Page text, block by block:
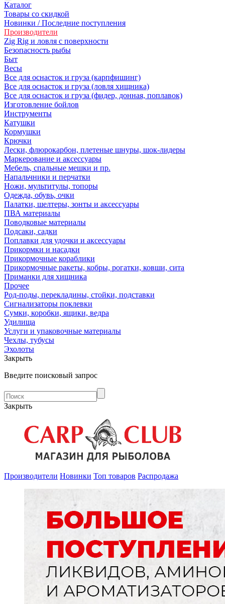
Каталог
Товары со скидкой
Новинки / Последние поступления
Производители
Zig Rig и ловля с поверхности
Безoпасность рыбы
Быт
Весы
Все для оснасток и груза (карпфишинг)
Все для оснасток и груза (ловля хищника)
Все для оснасток и груза (фидер, донная, поплавок)
Изготовление бойлов
Инструменты
Катушки
Кормушки
Крючки
Лески, флюрокарбон, плетеные шнуры, шок-лидеры
Маркерование и аксессуары
Мебель, спальные мешки и пр.
Напальчники и перчатки
Ножи, мультитулы, топоры
Одежда, обувь, очки
Палатки, шелтеры, зонты и аксессуары
ПВА материалы
Поводковые материалы
Подсаки, садки
Поплавки для удочки и аксессуары
Прикормки и насадки
Прикормочные кораблики
Прикормочные ракеты, кобры, рогатки, ковши, сита
Приманки для хищника
Прочее
Род-поды, перекладины, стойки, подставки
Сигнализаторы поклевки
Сумки, коробки, ящики, ведра
Удилища
Услуги и упаковочные материалы
Чехлы, тубусы
Эхолоты
Закрыть
Введите поисковый запрос
Закрыть
Производители Новинки Топ товаров Распродажа